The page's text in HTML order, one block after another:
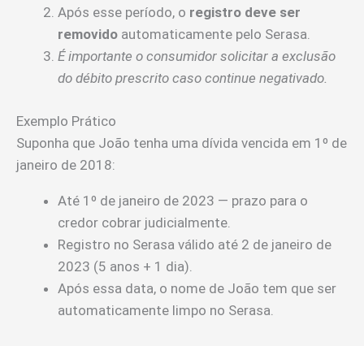
Após esse período, o registro deve ser
removido automaticamente pelo Serasa.
É importante o consumidor solicitar a exclusão
do débito prescrito caso continue negativado.
Exemplo Prático
Suponha que João tenha uma dívida vencida em 1º de
janeiro de 2018:
Até 1º de janeiro de 2023 — prazo para o
credor cobrar judicialmente.
Registro no Serasa válido até 2 de janeiro de
2023 (5 anos + 1 dia).
Após essa data, o nome de João tem que ser
automaticamente limpo no Serasa.